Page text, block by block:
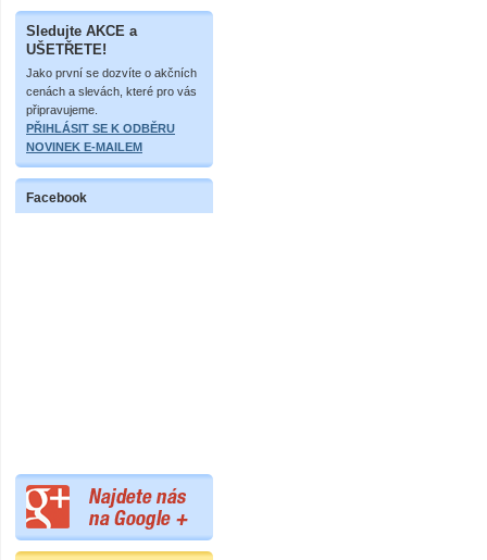
Sledujte AKCE a
UŠETŘETE!
Jako první se dozvíte o akčních
cenách a slevách, které pro vás
připravujeme.
PŘIHLÁSIT SE K ODBĚRU
NOVINEK E-MAILEM
Facebook